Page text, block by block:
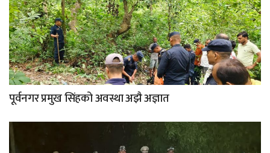
पूर्वनगर प्रमुख सिंहको अवस्था अझै अज्ञात